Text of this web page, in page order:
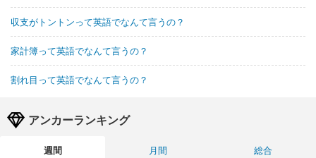
収支がトントンって英語でなんて言うの？
家計簿って英語でなんて言うの？
割れ目って英語でなんて言うの？
アンカーランキング
週間 月間
総合